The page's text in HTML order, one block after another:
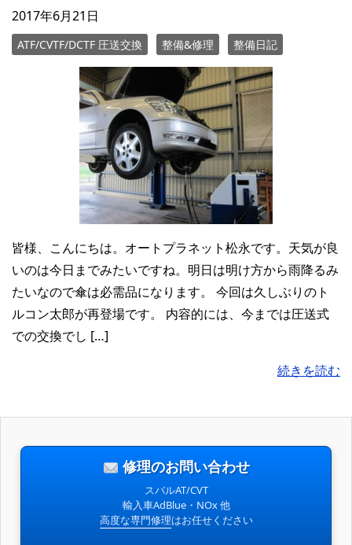
2017年6月21日
ATF/CVTF/DCTF 圧送交換 整備&修理 整備日記
皆様、こんにちは。オートプラネット松永です。天気が良
いのは今日までみたいですね。明日は明け方から雨降るみ
たいなので傘は必需品になります。 今回は久しぶりのト
ルコン太郎が再登場です。 内容的には、今までは圧送式
での交換でし […]
続きを読む
修理のお問い合わせ
スバルAT/CVT
輸入車AdBlue・NOx 他
高度な専門修理はお任せください